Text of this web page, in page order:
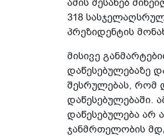
ამის შესახებ
318
პრეზიდენტის
მისივე
დაწესებულებაზე
შესრულებას, რომ
დაწესებულებაში.
დაწესებულება არ
ჯანმრთელობის